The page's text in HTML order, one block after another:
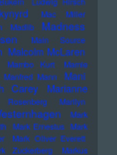
Mac Miller
Madlib
Madness
Main Source
Malcolm McLaren
Mambo Kurt
Mamie
Manfred Mann Mani
Carey
Marianne
Rosenberg Marilyn
Mark
Mark Ernestus Mark
Mark Oliver Everett
Zuckerberg
Markus